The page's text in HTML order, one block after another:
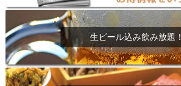
生ビール込み飲み放題！